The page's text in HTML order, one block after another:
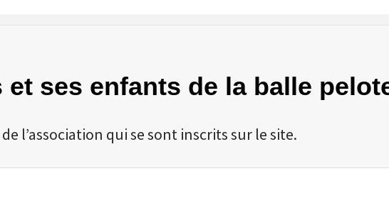
et ses enfants de la balle
l’association qui se sont inscrits sur le site.